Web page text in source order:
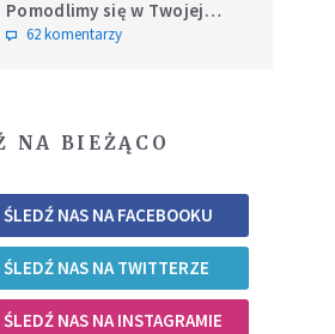
Pomodlimy się w Twojej
intencji
62 komentarzy
NA BIEŻĄCO
ŚLEDŹ NAS NA FACEBOOKU
ŚLEDŹ NAS NA TWITTERZE
ŚLEDŹ NAS NA INSTAGRAMIE